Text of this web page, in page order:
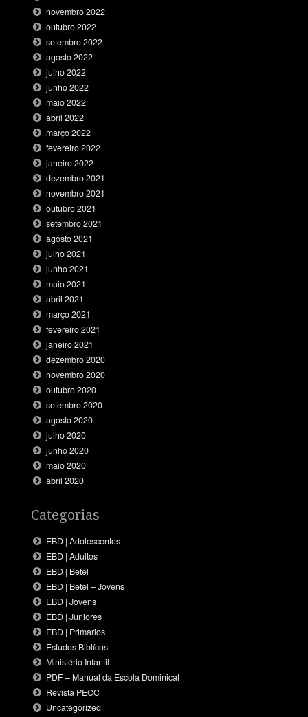
novembro 2022
outubro 2022
setembro 2022
agosto 2022
julho 2022
junho 2022
maio 2022
abril 2022
março 2022
fevereiro 2022
janeiro 2022
dezembro 2021
novembro 2021
outubro 2021
setembro 2021
agosto 2021
julho 2021
junho 2021
maio 2021
abril 2021
março 2021
fevereiro 2021
janeiro 2021
dezembro 2020
novembro 2020
outubro 2020
setembro 2020
agosto 2020
julho 2020
junho 2020
maio 2020
abril 2020
Categorias
EBD | Adolescentes
EBD | Adultos
EBD | Betel
EBD | Betel – Jovens
EBD | Jovens
EBD | Juniores
EBD | Primarios
Estudos Biblícos
Ministério Infantil
PDF – Manual da Escola Dominical
Revista PECC
Uncategorized